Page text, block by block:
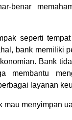
benar
seperti
bank memiliki
Bank
membantu
layanan
mau menyimpan